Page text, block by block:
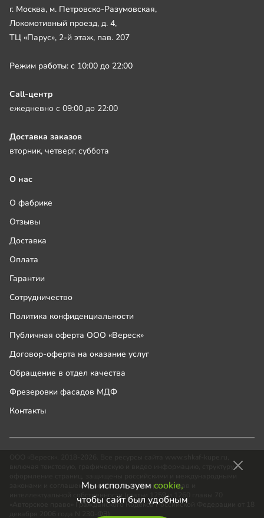
Мы используем cookie,
чтобы сайт был удобным
г. Москва, м. Петровско-Разумовская,
Локомотивный проезд, д. 4,
ТЦ «Парус», 2-й этаж, пав. 207
Режим работы: с 10:00 до 22:00
Call-центр
ежедневно с 09:00 до 22:00
Доставка заказов
вторник, четверг, суббота
О нас
О фабрике
Отзывы
Доставка
Оплата
Гарантии
Сотрудничество
Политика конфиденциальности
Публичная оферта ООО «Вереск»
Договор-оферта на оказание услуг
Обращение в отдел качества
Фрезеровки фасадов МДФ
Контакты
включая текстовую, графическую и видео информацию, структуру и
законами и соглашениями об охране авторских прав и
интеллектуальной собственности (статьи 1259 и 1260 главы 70
«Авторское право» Гражданского Кодекса Российской Федерации от 18